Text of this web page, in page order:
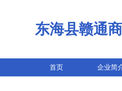
东海县赣通
首页 企业简